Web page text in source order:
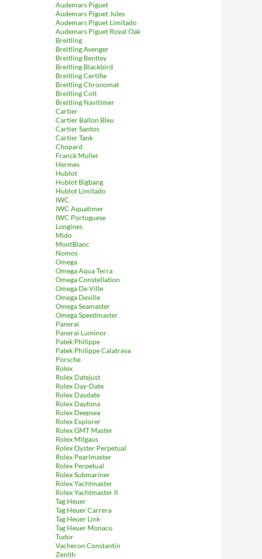
Audemars Piguet
Audemars Piguet Jules
Audemars Piguet Limitado
Audemars Piguet Royal Oak
Breitling
Breitling Avenger
Breitling Bentley
Breitling Blackbird
Breitling Certifie
Breitling Chronomat
Breitling Colt
Breitling Navitimer
Cartier
Cartier Ballon Bleu
Cartier Santos
Cartier Tank
Chopard
Franck Muller
Hermes
Hublot
Hublot Bigbang
Hublot Limitado
IWC
IWC Aquatimer
IWC Portuguese
Longines
Mido
MontBlanc
Nomos
Omega
Omega Aqua Terra
Omega Constellation
Omega De Ville
Omega Deville
Omega Seamaster
Omega Speedmaster
Panerai
Panerai Luminor
Patek Philippe
Patek Philippe Calatrava
Porsche
Rolex
Rolex Datejust
Rolex Day-Date
Rolex Daydate
Rolex Daytona
Rolex Deepsea
Rolex Explorer
Rolex GMT Master
Rolex Milgaus
Rolex Oyster Perpetual
Rolex Pearlmaster
Rolex Perpetual
Rolex Submariner
Rolex Yachtmaster
Rolex Yachtmaster II
Tag Heuer
Tag Heuer Carrera
Tag Heuer Link
Tag Heuer Monaco
Tudor
Vacheron Constantin
Zenith